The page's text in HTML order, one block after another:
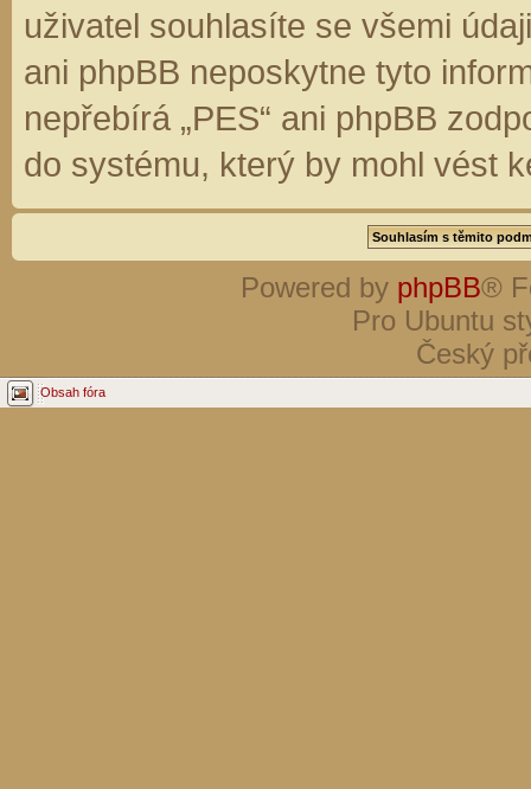
uživatel souhlasíte se všemi
ani phpBB neposkytne tyto
nepřebírá „PES“ ani phpBB
do systému, který by mohl vést
Powered by phpBB®
Pro Ubuntu
Český
Obsah fóra